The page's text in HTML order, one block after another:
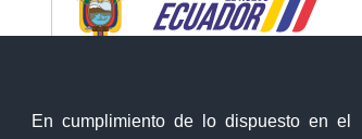
En cumplimiento de lo dispuesto en el